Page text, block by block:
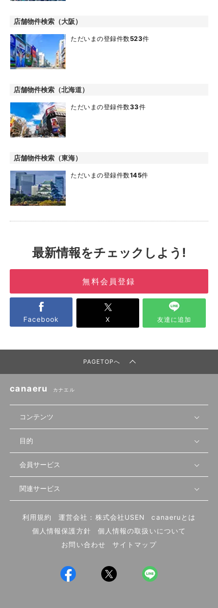
店舗物件検索（大阪）
ただいまの登録件数523件
店舗物件検索（北海道）
ただいまの登録件数33件
店舗物件検索（東海）
ただいまの登録件数145件
最新情報をチェックしよう!
無料会員登録
Facebook X 友達に追加
PAGETOPへ
canaeru カナエル
コンテンツ
無料開業相談
セミナー情報
セミナー動画
物件を探す
首都圏
北海道
先輩開業者の声
開業・経営に関する記事
編集ポリシー
業態別の開業方法
UIターン開業特集
目的
店舗運営
物件
内装・設備
食材・仕入れ
会員サービス
会員登録
ログイン
関連サービス
飲食店サクセスガイド（外部サイト）
利用規約 運営会社：株式会社USEN
canaeruとは
個人情報保護方針
個人情報の取扱いについて
お問い合わせ
サイトマップ